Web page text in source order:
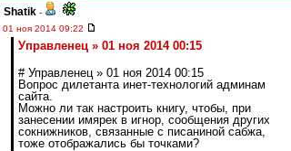
Shatik -
01 ноя 2014 09:22
Управленец » 01 ноя 2014 00:15
# Управленец » 01 ноя 2014 00:15
Вопрос дилетанта инет-технологий админам
сайта.
Можно ли так настроить книгу, чтобы, при
занесении имярек в игнор, сообщения других
сокнижников, связанные с писаниной сабжа,
тоже отображались бы точками?